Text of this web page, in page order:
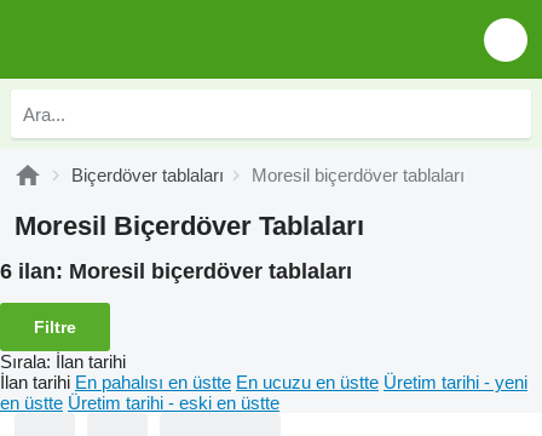
Biçerdöver tablaları Moresil biçerdöver tablaları
Moresil Biçerdöver Tablaları
6 ilan: Moresil biçerdöver tablaları
Filtre
Sırala: İlan tarihi
İlan tarihi En pahalısı en üstte En ucuzu en üstte Üretim tarihi - yeni
en üstte Üretim tarihi - eski en üstte